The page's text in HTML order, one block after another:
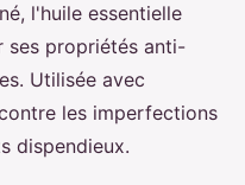
l'huile essentielle
ses propriétés anti-
Utilisée avec
les imperfections
dispendieux.